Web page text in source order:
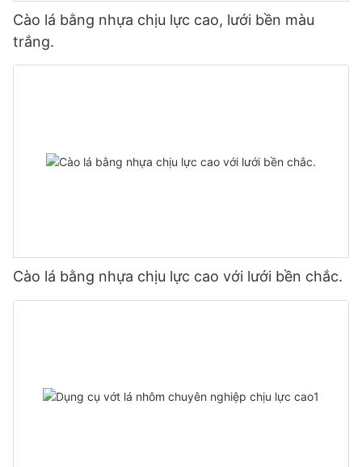
Cào lá bằng nhựa chịu lực cao, lưới bền màu
trắng.
Cào lá bằng nhựa chịu lực cao với lưới bền chắc.